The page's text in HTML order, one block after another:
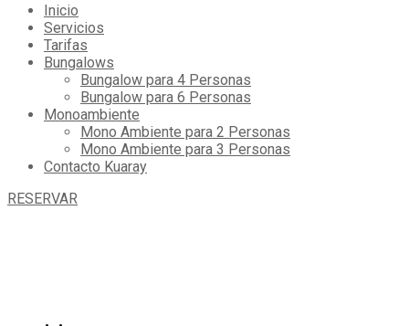
Inicio
Servicios
Tarifas
Bungalows
Bungalow para 4 Personas
Bungalow para 6 Personas
Monoambiente
Mono Ambiente para 2 Personas
Mono Ambiente para 3 Personas
Contacto Kuaray
RESERVAR